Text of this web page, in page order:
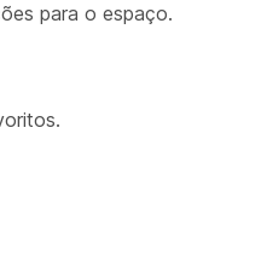
para o espaço.